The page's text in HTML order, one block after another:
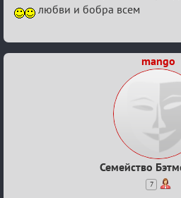
любви и бобра всем
mango
Семейство
7